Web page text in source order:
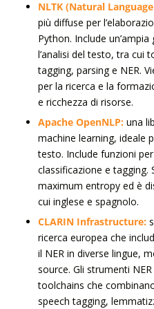
NLTK (Natural
più diffuse per
Python. Include
l’analisi del testo, tra cui
tagging, parsing e NER.
per la ricerca e la
e ricchezza di risorse.
Apache OpenNLP:una
machine learning, ideale
testo. Include funzioni
classificazione e tagging.
maximum entropy ed è
cui inglese e spagnolo.
CLARIN Infrastructure:
ricerca europea che
il NER in diverse lingue,
source. Gli strumenti
toolchains che
speech tagging,